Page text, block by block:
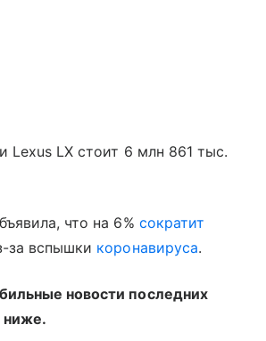
Lexus LX стоит 6 млн 861 тыс.
что на 6% сократит
за вспышки коронавируса.
новости последних
ниже.